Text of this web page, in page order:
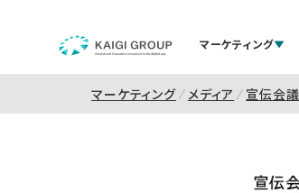
マーケティング
マーケティング メディア 宣伝会議